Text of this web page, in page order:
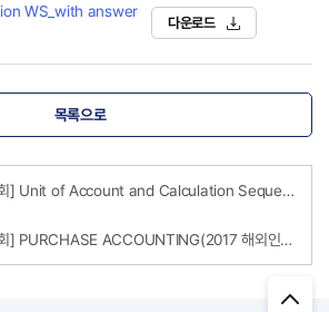
WS_with answer
다운로드
목록으로
[계리사회] Unit of Account and Calculation Sequence – Workshop (2017 해외인사초청 IFRS 세미나)
[계리사회] PURCHASE ACCOUNTING(2017 해외인사초청 IFRS 세미나)